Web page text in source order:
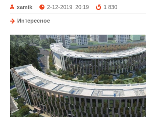
xamik 2-12-2019, 20:19 1 830
Интересное